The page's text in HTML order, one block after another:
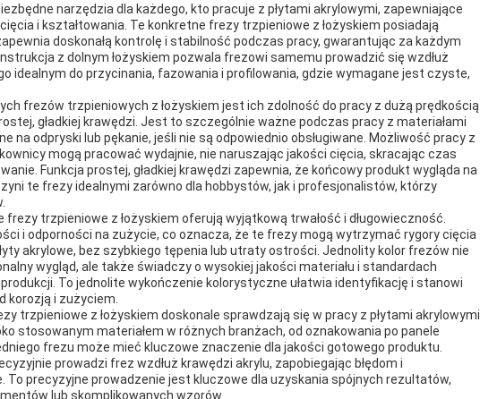
narzędzia dla każdego, kto pracuje z płytami akrylowymi, zapewniające
i kształtowania. Te konkretne frezy trzpieniowe z łożyskiem posiadają
doskonałą kontrolę i stabilność podczas pracy, gwarantując za każdym
z dolnym łożyskiem pozwala frezowi samemu prowadzić się wzdłuż
idealnym do przycinania, fazowania i profilowania, gdzie wymagane jest czyste,
frezów trzpieniowych z łożyskiem jest ich zdolność do pracy z dużą prędkością
gładkiej krawędzi. Jest to szczególnie ważne podczas pracy z materiałami
na odpryski lub pękanie, jeśli nie są odpowiednio obsługiwane. Możliwość pracy z
mogą pracować wydajnie, nie naruszając jakości cięcia, skracając czas
Funkcja prostej, gładkiej krawędzi zapewnia, że końcowy produkt wygląda na
te frezy idealnymi zarówno dla hobbystów, jak i profesjonalistów, którzy
frezy trzpieniowe z łożyskiem oferują wyjątkową trwałość i długowieczność.
i odporności na zużycie, co oznacza, że te frezy mogą wytrzymać rygory cięcia
akrylowe, bez szybkiego tępenia lub utraty ostrości. Jednolity kolor frezów nie
wygląd, ale także świadczy o wysokiej jakości materiału i standardach
To jednolite wykończenie kolorystyczne ułatwia identyfikację i stanowi
korozją i zużyciem.
trzpieniowe z łożyskiem doskonale sprawdzają się w pracy z płytami akrylowymi.
stosowanym materiałem w różnych branżach, od oznakowania po panele
frezu może mieć kluczowe znaczenie dla jakości gotowego produktu.
prowadzi frez wzdłuż krawędzi akrylu, zapobiegając błędom i
To precyzyjne prowadzenie jest kluczowe dla uzyskania spójnych rezultatów,
lub skomplikowanych wzorów.